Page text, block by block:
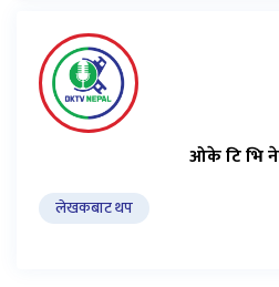
ओके टि भि
लेखकबाट थप